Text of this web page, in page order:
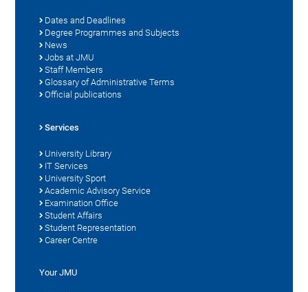
Dates and Deadlines
Degree Programmes and Subjects
News
Jobs at JMU
Staff Members
Glossary of Administrative Terms
Official publications
Services
University Library
IT Services
University Sport
Academic Advisory Service
Examination Office
Student Affairs
Student Representation
Career Centre
Your JMU